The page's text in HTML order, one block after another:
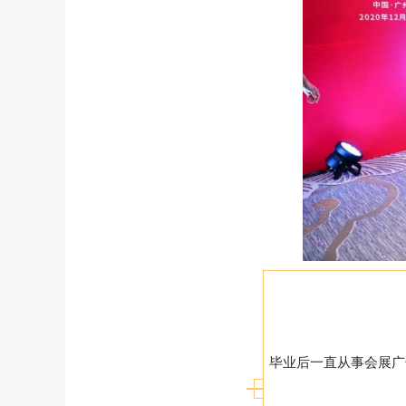
毕业后一直从事会展